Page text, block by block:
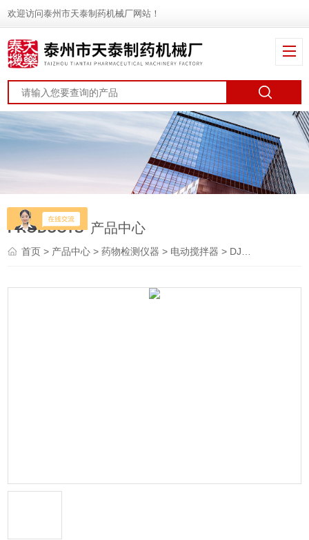
欢迎访问泰州市天泰制药机械厂网站！
PRODUCTS 产品中心
首页> 产品中心 >药物检测仪器 > 电动搅拌器 > DJ－4D电动搅拌器